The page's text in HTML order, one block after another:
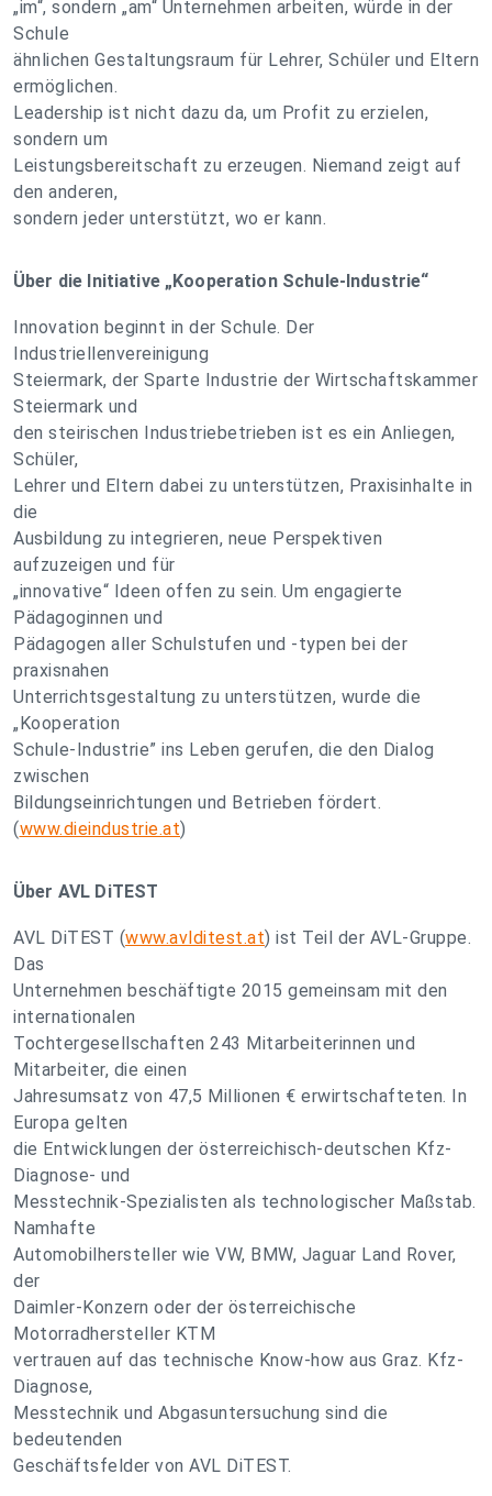
„im“, sondern „am“ Unternehmen arbeiten, würde in der
Schule
ähnlichen Gestaltungsraum für Lehrer, Schüler und Eltern
ermöglichen.
Leadership ist nicht dazu da, um Profit zu erzielen,
sondern um
Leistungsbereitschaft zu erzeugen. Niemand zeigt auf
den anderen,
sondern jeder unterstützt, wo er kann.
Über die Initiative „Kooperation Schule-Industrie“
Innovation beginnt in der Schule. Der
Industriellenvereinigung
Steiermark, der Sparte Industrie der Wirtschaftskammer
Steiermark und
den steirischen Industriebetrieben ist es ein Anliegen,
Schüler,
Lehrer und Eltern dabei zu unterstützen, Praxisinhalte in
die
Ausbildung zu integrieren, neue Perspektiven
aufzuzeigen und für
„innovative“ Ideen offen zu sein. Um engagierte
Pädagoginnen und
Pädagogen aller Schulstufen und -typen bei der
praxisnahen
Unterrichtsgestaltung zu unterstützen, wurde die
„Kooperation
Schule-Industrie” ins Leben gerufen, die den Dialog
zwischen
Bildungseinrichtungen und Betrieben fördert.
(www.dieindustrie.at)
Über AVL DiTEST
AVL DiTEST (www.avlditest.at) ist Teil der AVL-Gruppe.
Das
Unternehmen beschäftigte 2015 gemeinsam mit den
internationalen
Tochtergesellschaften 243 Mitarbeiterinnen und
Mitarbeiter, die einen
Jahresumsatz von 47,5 Millionen € erwirtschafteten. In
Europa gelten
die Entwicklungen der österreichisch-deutschen Kfz-
Diagnose- und
Messtechnik-Spezialisten als technologischer Maßstab.
Namhafte
Automobilhersteller wie VW, BMW, Jaguar Land Rover,
der
Daimler-Konzern oder der österreichische
Motorradhersteller KTM
vertrauen auf das technische Know-how aus Graz. Kfz-
Diagnose,
Messtechnik und Abgasuntersuchung sind die
bedeutenden
Geschäftsfelder von AVL DiTEST.